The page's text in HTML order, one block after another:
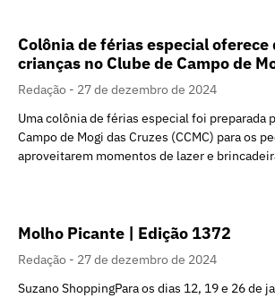
Colônia de férias especial oferece
crianças no Clube de Campo de
Redação
27 de dezembro de 2024
Uma colônia de férias especial foi preparada
Campo de Mogi das Cruzes (CCMC) para os
aproveitarem momentos de lazer e
Molho Picante | Edição 1372
Redação
27 de dezembro de 2024
Suzano ShoppingPara os dias 12, 19 e 26 de